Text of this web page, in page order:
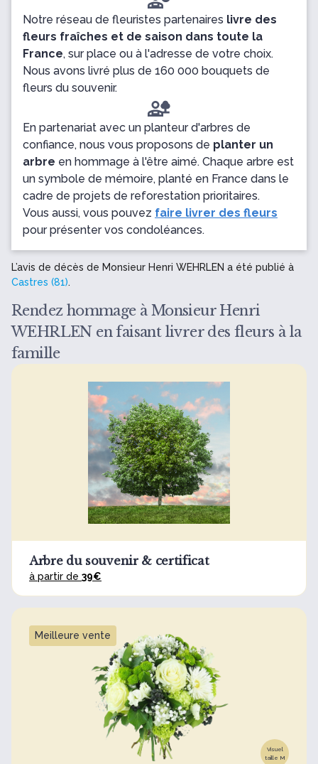
Notre réseau de fleuristes partenaires livre des
fleurs fraîches et de saison dans toute la
France, sur place ou à l'adresse de votre choix.
Nous avons livré plus de 160 000 bouquets de
fleurs du souvenir.
En partenariat avec un planteur d'arbres de
confiance, nous vous proposons de planter un
arbre en hommage à l'être aimé. Chaque arbre est
un symbole de mémoire, planté en France dans le
cadre de projets de reforestation prioritaires.
Vous aussi, vous pouvez faire livrer des fleurs
pour présenter vos condoléances.
L’avis de décès de Monsieur Henri WEHRLEN a été publié à
Castres (81).
Rendez hommage à Monsieur Henri
WEHRLEN en faisant livrer des fleurs à la
famille
Arbre du souvenir & certificat
à partir de 39€
Meilleure vente
Visuel
taille M